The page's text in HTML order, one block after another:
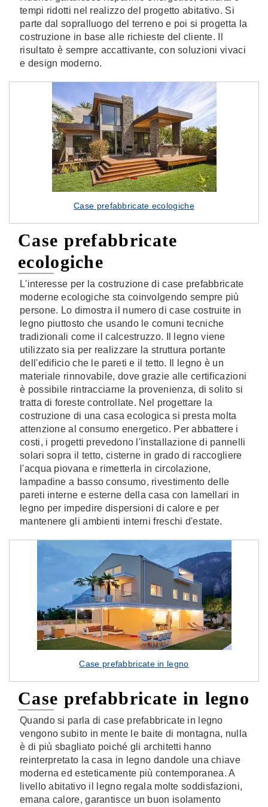
tempi ridotti nel realizzo del progetto abitativo. Si
parte dal sopralluogo del terreno e poi si progetta la
costruzione in base alle richieste del cliente. Il
risultato è sempre accattivante, con soluzioni vivaci
e design moderno.
Case prefabbricate ecologiche
Case prefabbricate
ecologiche
L'interesse per la costruzione di case prefabbricate
moderne ecologiche sta coinvolgendo sempre più
persone. Lo dimostra il numero di case costruite in
legno piuttosto che usando le comuni tecniche
tradizionali come il calcestruzzo. Il legno viene
utilizzato sia per realizzare la struttura portante
dell'edificio che le pareti e il tetto. Il legno è un
materiale rinnovabile, dove grazie alle certificazioni
è possibile rintracciarne la provenienza, di solito si
tratta di foreste controllate. Nel progettare la
costruzione di una casa ecologica si presta molta
attenzione al consumo energetico. Per abbattere i
costi, i progetti prevedono l'installazione di pannelli
solari sopra il tetto, cisterne in grado di raccogliere
l'acqua piovana e rimetterla in circolazione,
lampadine a basso consumo, rivestimento delle
pareti interne e esterne della casa con lamellari in
legno per impedire dispersioni di calore e per
mantenere gli ambienti interni freschi d'estate.
Case prefabbricate in legno
Case prefabbricate in legno
Quando si parla di case prefabbricate in legno
vengono subito in mente le baite di montagna, nulla
è di più sbagliato poiché gli architetti hanno
reinterpretato la casa in legno dandole una chiave
moderna ed esteticamente più contemporanea. A
livello abitativo il legno regala molte soddisfazioni,
emana calore, garantisce un buon isolamento